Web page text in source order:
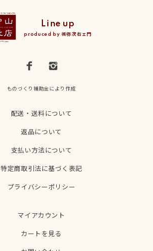
Line up
produced by ㈱弥次右ェ門
ものづくり補助金により作成
配送・送料について
返品について
支払い方法について
特定商取引法に基づく表記
プライバシーポリシー
マイアカウント
カートを見る